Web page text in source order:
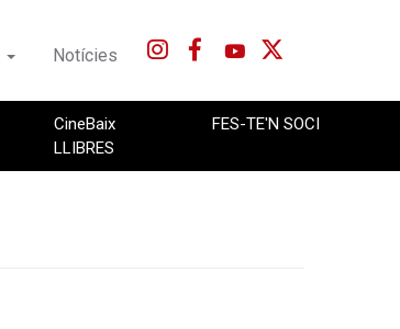
Notícies
CineBaix
LLIBRES
FES-TE'N SOCI